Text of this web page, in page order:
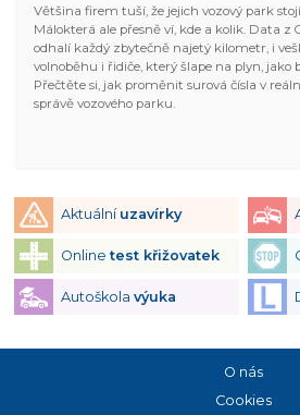
Většina firem tuší, že jejich vozový park
Málokterá ale přesně ví, kde a kolik. Data z
odhalí každý zbytečně najetý kilometr, i
volnoběhu i řidiče, který šlape na plyn, jako
Přečtěte si, jak proměnit surová čísla v
správě vozového parku.
Aktuální uzavírky
Onlinetest křižovatek
Autoškola výuka
O nás
Cookies